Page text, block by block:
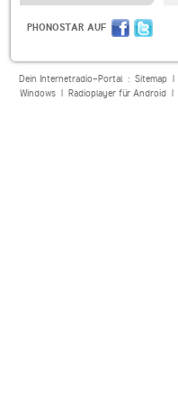
PHONOSTAR AUF
Dein Internetradio-Portal : Sitemap|
Windows| Radioplayer für Android|